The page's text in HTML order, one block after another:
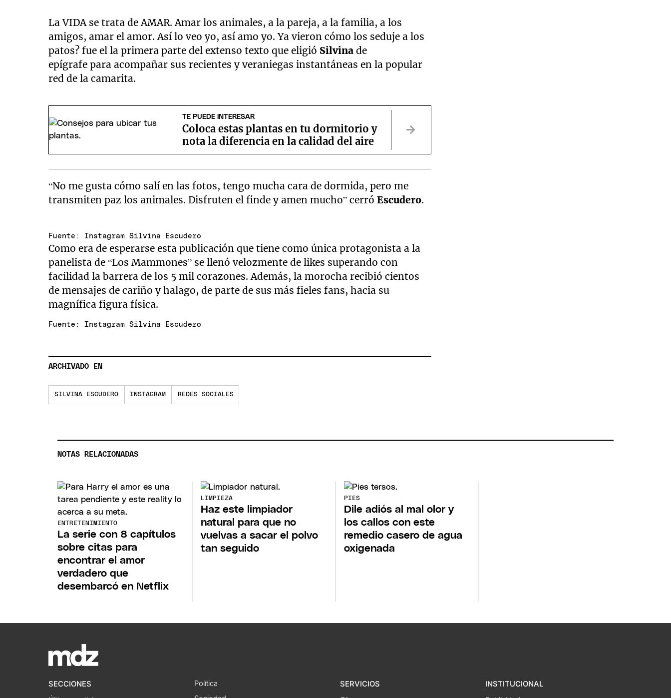
La VIDA se trata de AMAR. Amar los animales, a la pareja, a la familia, a los
amigos, amar el amor. Así lo veo yo, así amo yo. Ya vieron cómo los seduje a los
patos? fue el la primera parte del extenso texto que eligió Silvinade
epígrafe para acompañar sus recientes y veraniegas instantáneas en la popular
red de la camarita.
TE PUEDE INTERESAR
Coloca estas plantas en tu dormitorio y
nota la diferencia en la calidad del aire
“No me gusta cómo salí en las fotos, tengo mucha cara de dormida, pero me
transmiten paz los animales. Disfruten el finde y amen mucho” cerróEscudero.
Fuente: Instagram Silvina Escudero
Como era de esperarse esta publicación que tiene como única protagonista a la
panelista de “Los Mammones” se llenó velozmente de likes superando con
facilidad la barrera de los 5 mil corazones. Además, la morocha recibió cientos
de mensajes de cariño y halago, de parte de sus más fieles fans, hacia su
magnífica figura física.
Fuente: Instagram Silvina Escudero
ARCHIVADO EN
SILVINA ESCUDERO INSTAGRAM REDES SOCIALES
NOTAS RELACIONADAS
ENTRETENIMIENTO
La serie con 8 capítulos
sobre citas para
encontrar el amor
verdadero que
desembarcó en Netflix
LIMPIEZA
Haz este limpiador
natural para que no
vuelvas a sacar el polvo
tan seguido
PIES
Dile adiós al mal olor y
los callos con este
remedio casero de agua
oxigenada
SECCIONES
Política
SERVICIOS
INSTITUCIONAL